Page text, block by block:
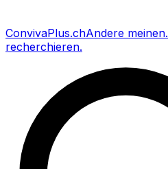
ConvivaPlus.chAndere meinen.
recherchieren.